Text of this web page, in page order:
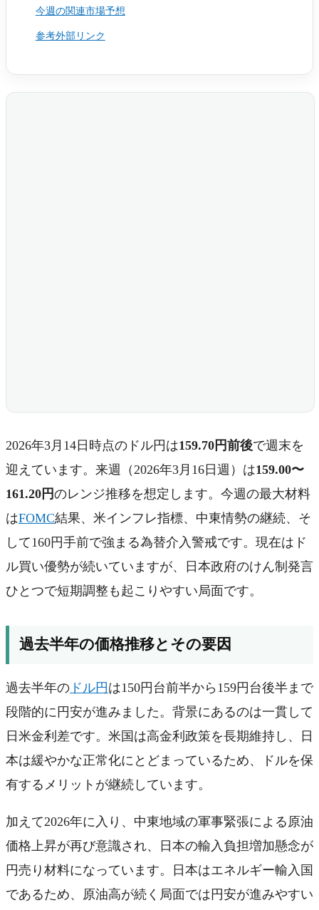
今週の関連市場予想
参考外部リンク
2026年3月14日時点のドル円は159.70円前後で週末を
迎えています。来週（2026年3月16日週）は159.00〜
161.20円のレンジ推移を想定します。今週の最大材料
はFOMC結果、米インフレ指標、中東情勢の継続、そ
して160円手前で強まる為替介入警戒です。現在はド
ル買い優勢が続いていますが、日本政府のけん制発言
ひとつで短期調整も起こりやすい局面です。
過去半年の価格推移とその要因
過去半年の ドル円は150円台前半から159円台後半まで
段階的に円安が進みました。背景にあるのは一貫して
日米金利差です。米国は高金利政策を長期維持し、日
本は緩やかな正常化にとどまっているため、ドルを保
有するメリットが継続しています。
加えて2026年に入り、中東地域の軍事緊張による原油
価格上昇が再び意識され、日本の輸入負担増加懸念が
円売り材料になっています。日本はエネルギー輸入国
であるため、原油高が続く局面では円安が進みやすい